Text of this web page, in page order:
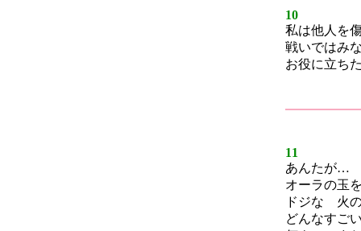
10
私は他人を
戦いではみ
お役に立ち
11
あんたが…
オーラの玉
ドジな 火
どんなすご